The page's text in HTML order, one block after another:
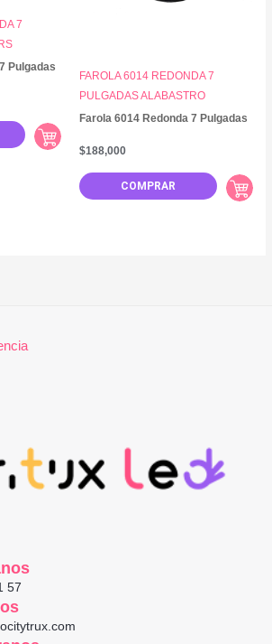
Pulgadas
7
Farola 6014 Redonda 7 Pulgadas
FAROLA 6014 REDONDA 7
PULGADAS ALABASTRO
COMPRAR
$188,000
57